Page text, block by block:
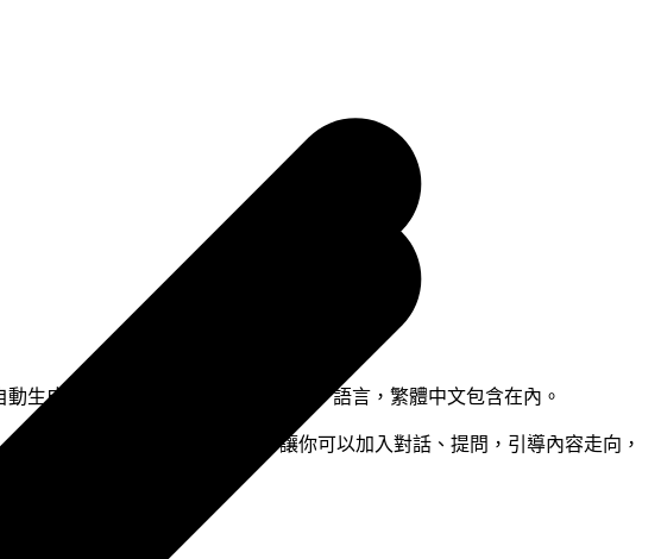
生成雙主持人對話式音頻。支援 80+ 語言，繁體中文包含在內。
年新增的 Interactive Mode 讓你可以加入對話、提問，引導內容走向，